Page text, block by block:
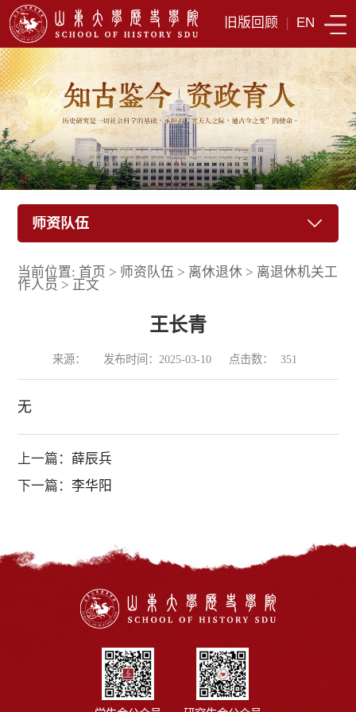
旧版回顾 | EN
师资队伍
当前位置: 首页 > 师资队伍 > 离休退休 > 离退休机关工
作人员 > 正文
王长青
来源： 发布时间：2025-03-10 点击数： 351
无
上一篇： 薛辰兵
下一篇：李华阳